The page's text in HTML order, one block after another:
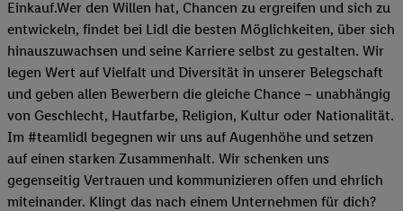
Einkauf.Wer den Willen hat, Chancen zu ergreifen und sich zu
entwickeln, findet bei Lidl die besten Möglichkeiten, über sich
hinauszuwachsen und seine Karriere selbst zu gestalten. Wir
legen Wert auf Vielfalt und Diversität in unserer Belegschaft
und geben allen Bewerbern die gleiche Chance – unabhängig
von Geschlecht, Hautfarbe, Religion, Kultur oder Nationalität.
Im #teamlidl begegnen wir uns auf Augenhöhe und setzen
auf einen starken Zusammenhalt. Wir schenken uns
gegenseitig Vertrauen und kommunizieren offen und ehrlich
miteinander. Klingt das nach einem Unternehmen für dich?